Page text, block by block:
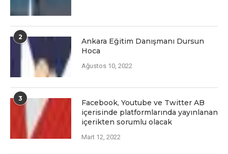
2
Ankara Eğitim Danışmanı Dursun
Hoca
Ağustos 10, 2022
3
Facеbook, Youtubе vе Twittеr AB
içеrisindе platformlarında yayınlanan
içеriktеn sorumlu olacak
Mart 12, 2022